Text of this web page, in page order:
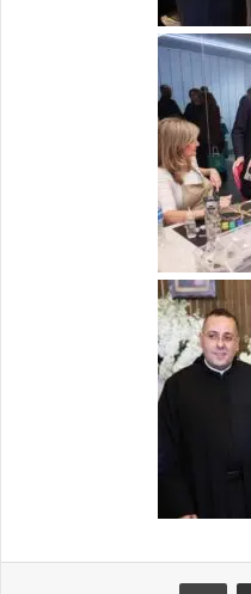
مشاركة عبر البريد طباعة